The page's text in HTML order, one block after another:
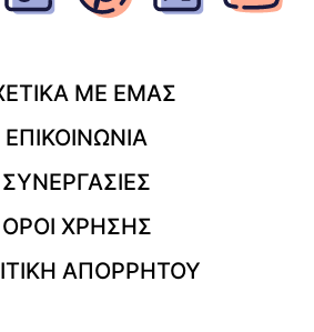
ΜΕ ΕΜΑΣ
ΕΠΙΚΟΙΝΩΝΙΑ
ΣΥΝΕΡΓΑΣΙΕΣ
ΟΡΟΙ ΧΡΗΣΗΣ
ΑΠΟΡΡΗΤΟΥ